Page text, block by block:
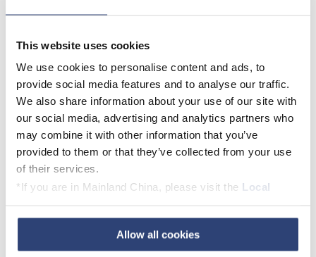
This website uses cookies
We use cookies to personalise content and ads, to
provide social media features and to analyse our traffic.
We also share information about your use of our site with
our social media, advertising and analytics partners who
may combine it with other information that you’ve
provided to them or that they’ve collected from your use
of their services.
*If you are in Mainland China, please visit the Local
Allow all cookies
„Die großartigen Lehrkräfte, die die Panther
Pantry betreiben, haben festgestellt, dass es zu
dieser Jahreszeit besonders schwierig ist, die
Regale der Pantry gefüllt zu halten, und sie
sehen mehr Familien, die Unterstützung
benötigen“, sagte Natonia Samchuck. „Ich bin